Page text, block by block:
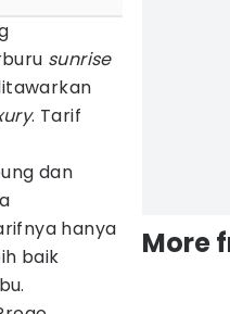
sunrise
. Tarif
dan
hanya
baik
More